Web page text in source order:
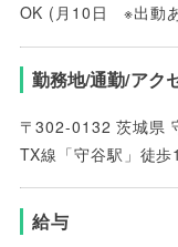
OK (月10日 ※出動
勤務地/通勤/アク
〒302-0132 茨城県
TX線「守谷駅」徒
給与